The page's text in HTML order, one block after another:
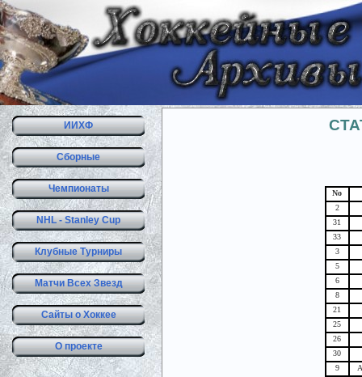
ИИХФ
Сборные
Чемпионаты
NHL - Stanley Cup
Клубные Турниры
Матчи Всех Звезд
Сайты о Хоккее
О проекте
No
2
31
33
3
5
6
8
21
25
26
30
9